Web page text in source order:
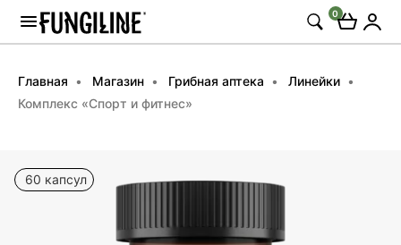
0
Главная Магазин Грибная аптека
Линейки
Комплекс «Спорт и фитнес»
60 капсул